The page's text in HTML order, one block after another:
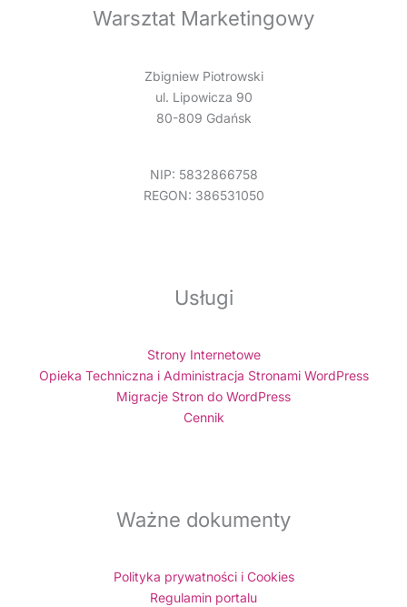
Warsztat Marketingowy
Zbigniew Piotrowski
ul. Lipowicza 90
80-809 Gdańsk
NIP: 5832866758
REGON: 386531050
Usługi
Strony Internetowe
Opieka Techniczna i Administracja Stronami WordPress
Migracje Stron do WordPress
Cennik
Ważne dokumenty
Polityka prywatności i Cookies
Regulamin portalu